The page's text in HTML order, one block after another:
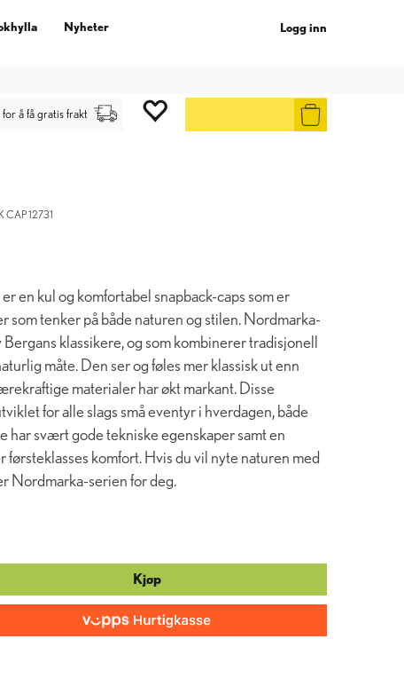
Logg inn
Nyheter
for å få gratis frakt
CAP 12731
en kul og komfortabel snapback-caps som er
som tenker på både naturen og stilen. Nordmarka-
klassikere, og som kombinerer tradisjonell
måte. Den ser og føles mer klassisk ut enn
materialer har økt markant. Disse
for alle slags små eventyr i hverdagen, både
har svært gode tekniske egenskaper samt en
førsteklasses komfort. Hvis du vil nyte naturen med
Nordmarka-serien for deg.
Kjøp